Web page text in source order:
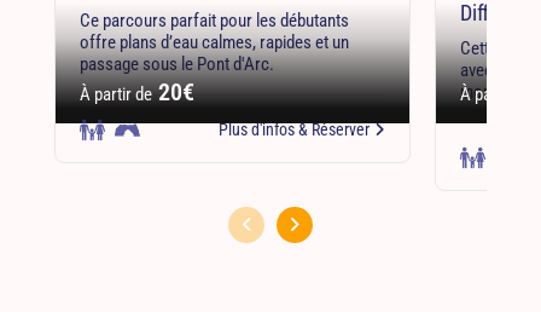
À partir de20€
Ce parcours parfait pour les débutants
offre plans d’eau calmes, rapides et un
passage sous le Pont d'Arc.
Plus d'infos& Réserver
À partir de
Cette
avec de
moniteur.